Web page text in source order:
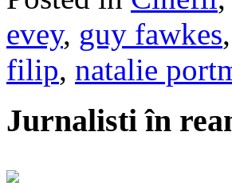
evey, guy fawkes,
filip, natalie
Jurnalisti în